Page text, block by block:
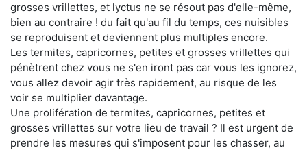
grosses vrillettes, et lyctus ne se résout pas d'elle-même,
bien au contraire ! du fait qu'au fil du temps, ces nuisibles
se reproduisent et deviennent plus multiples encore.
Les termites, capricornes, petites et grosses vrillettes qui
pénètrent chez vous ne s'en iront pas car vous les ignorez,
vous allez devoir agir très rapidement, au risque de les
voir se multiplier davantage.
Une prolifération de termites, capricornes, petites et
grosses vrillettes sur votre lieu de travail ? Il est urgent de
prendre les mesures qui s'imposent pour les chasser, au